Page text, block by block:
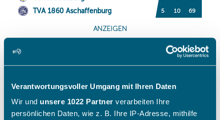
Verantwortungsvoller Umgang mit Ihren Daten
Wir und unsere 1022 Partner verarbeiten Ihre
persönlichen Daten, wie z. B. Ihre IP-Adresse, mithilfe